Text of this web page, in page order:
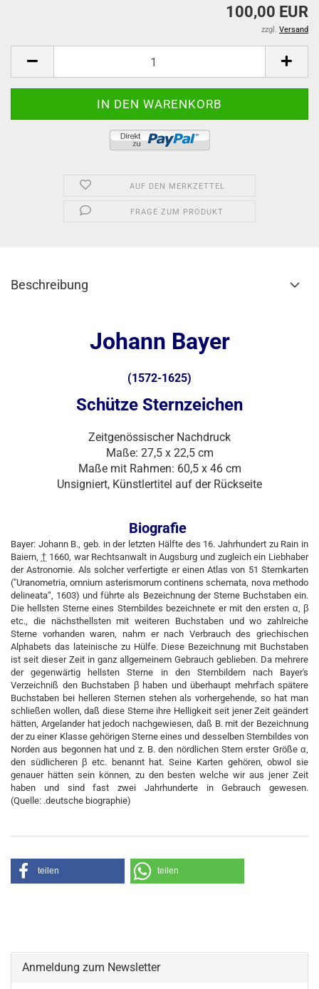
100,00 EUR
zzgl. Versand
AUF DEN MERKZETTEL
FRAGE ZUM PRODUKT
Beschreibung
Johann Bayer
(1572-1625)
Schütze Sternzeichen
Zeitgenössischer Nachdruck
Maße: 27,5 x 22,5 cm
Maße mit Rahmen: 60,5 x 46 cm
Unsigniert, Künstlertitel auf der Rückseite
Biografie
Bayer: Johann B., geb. in der letzten Hälfte des 16. Jahrhundert zu Rain in
Baiern, † 1660, war Rechtsanwalt in Augsburg und zugleich ein Liebhaber
der Astronomie. Als solcher verfertigte er einen Atlas von 51 Sternkarten
("Uranometria, omnium asterismorum continens schemata, nova methodo
delineata“, 1603) und führte als Bezeichnung der Sterne Buchstaben ein.
Die hellsten Sterne eines Sternbildes bezeichnete er mit den ersten α, β
etc., die nächsthellsten mit weiteren Buchstaben und wo zahlreiche
Sterne vorhanden waren, nahm er nach Verbrauch des griechischen
Alphabets das lateinische zu Hülfe. Diese Bezeichnung mit Buchstaben
ist seit dieser Zeit in ganz allgemeinem Gebrauch geblieben. Da mehrere
der gegenwärtig hellsten Sterne in den Sternbildern nach Bayer's
Verzeichniß den Buchstaben β haben und überhaupt mehrfach spätere
Buchstaben bei helleren Sternen stehen als vorhergehende, so hat man
schließen wollen, daß diese Sterne ihre Helligkeit seit jener Zeit geändert
hätten, Argelander hat jedoch nachgewiesen, daß B.mit der Bezeichnung
der zu einer Klasse gehörigen Sterne eines und desselben Sternbildes von
Norden aus begonnen hat und z. B. den nördlichen Stern erster Größe α,
den südlicheren β etc. benannt hat. Seine Karten gehören, obwol sie
genauer hätten sein können, zu den besten welche wir aus jener Zeit
haben und sind fast zwei Jahrhunderte in Gebrauch gewesen.
(Quelle: .deutsche biographie)
teilen teilen
Anmeldung zum Newsletter